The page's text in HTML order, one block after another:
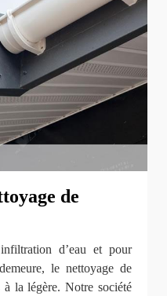
de
d’eau et pour
le nettoyage de
la légère. Notre société